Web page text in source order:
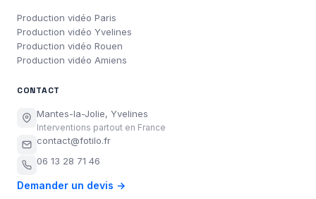
Production vidéo Paris
Production vidéo Yvelines
Production vidéo Rouen
Production vidéo Amiens
CONTACT
Mantes-la-Jolie, Yvelines
Interventions partout en France
contact@fotilo.fr
06 13 28 71 46
Demander un devis →